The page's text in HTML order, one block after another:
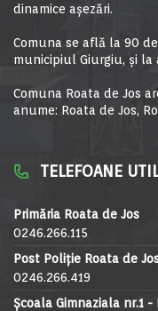
dinamice aşezări.
Comuna se află la 90
municipiul Giurgiu, şi la
Comuna Roata de Jos
anume: Roata de Jos,
TELEFOANE
Primăria Roata de Jos
0246.266.115
Post Poliție Roata de
0246.266.419
Școala Gimnaziala nr.1 -